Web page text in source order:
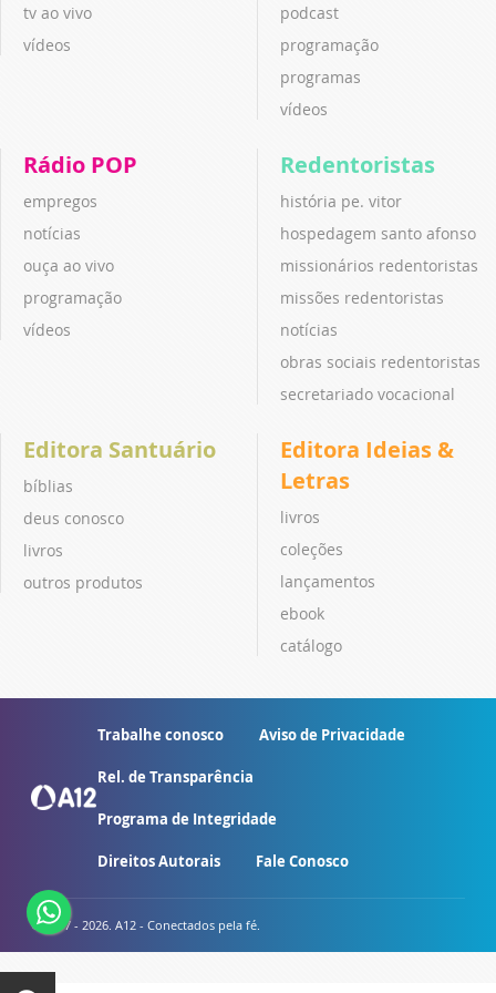
tv ao vivo
vídeos
podcast
programação
programas
vídeos
Rádio POP
empregos
notícias
ouça ao vivo
programação
vídeos
Redentoristas
história pe. vitor
hospedagem santo afonso
missionários redentoristas
missões redentoristas
notícias
obras sociais redentoristas
secretariado vocacional
Editora Santuário
bíblias
deus conosco
livros
outros produtos
Editora Ideias &
Letras
livros
coleções
lançamentos
ebook
catálogo
Trabalhe conosco Aviso de Privacidade
Rel. de Transparência
Programa de Integridade
Direitos Autorais Fale Conosco
© 2007 - 2026. A12 - Conectados pela fé.